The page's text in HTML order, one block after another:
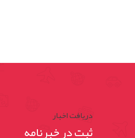
دریافت اخبار
ثبت در خبرنامه